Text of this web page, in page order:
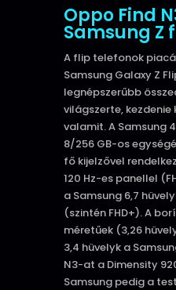
Oppo Find
Samsung Z
A flip telefonok
Samsung Galaxy Z
legnépszerűbb
világszerte,
valamit. A Samsung
8/256 GB-os
fő kijelzővel
120 Hz-es panellel
a Samsung 6,7
(szintén FHD+). A
méretűek (3,26
3,4 hüvelyk a
N3-at a Dimensity
Samsung pedig a